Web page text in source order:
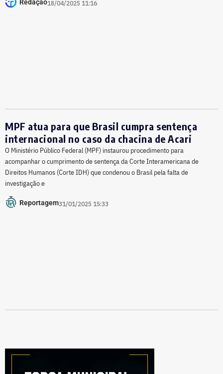
Redação18/04/2025 11:16
MPF atua para que Brasil cumpra sentença
internacional no caso da chacina de Acari
O Ministério Público Federal (MPF) instaurou procedimento para
acompanhar o cumprimento de sentença da Corte Interamericana de
Direitos Humanos (Corte IDH) que condenou o Brasil pela falta de
investigação e
Reportagem31/01/2025 15:33